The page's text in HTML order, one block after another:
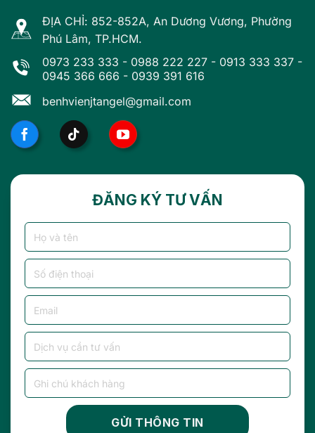
ĐỊA CHỈ: 852-852A, An Dương Vương, Phường
Phú Lâm, TP.HCM.
0973 233 333 - 0988 222 227 - 0913 333 337 -
0945 366 666 - 0939 391 616
benhvienjtangel@gmail.com
ĐĂNG KÝ TƯ VẤN